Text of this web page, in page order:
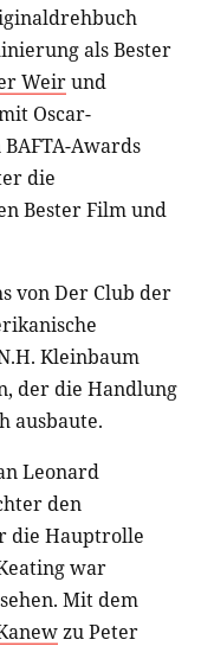
als Bester
Weirund
Oscar-
Awards
die
Bester Film und
von Der Club der
Kleinbaum
der die Handlung
ausbaute.
Leonard
den
die Hauptrolle
war
Mit dem
zu Peter